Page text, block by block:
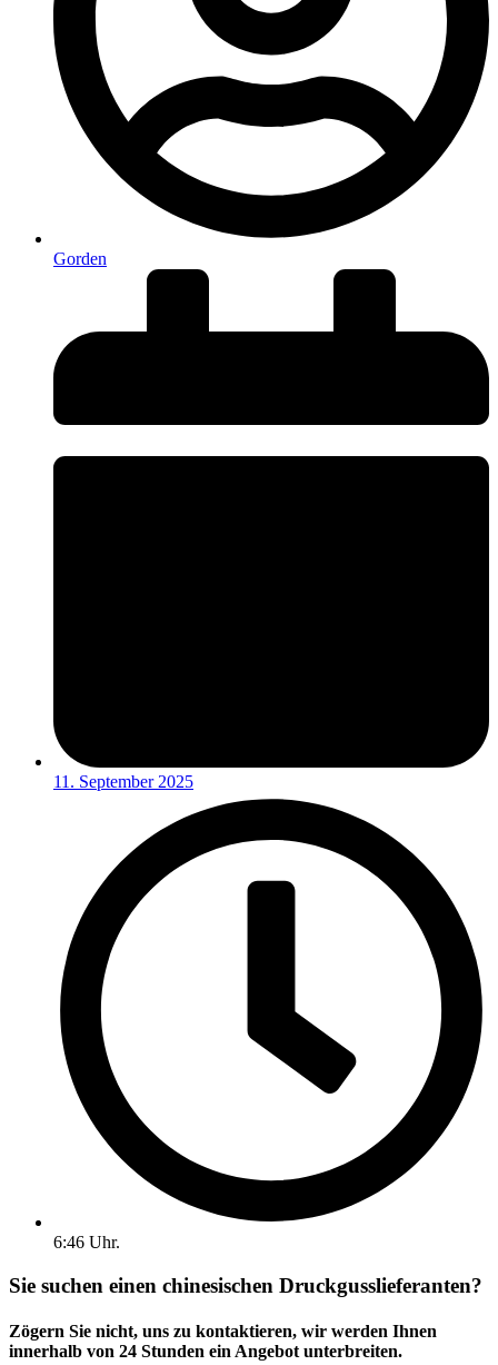
Gorden
11. September 2025
6:46 Uhr.
Sie suchen einen chinesischen Druckgusslieferanten?
Zögern Sie nicht, uns zu kontaktieren, wir werden Ihnen
innerhalb von 24 Stunden ein Angebot unterbreiten.